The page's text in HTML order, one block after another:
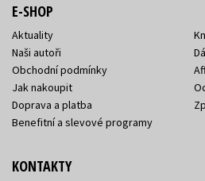
E-SHOP
Aktuality
Naši autoři
Obchodní podmínky
Jak nakoupit
Doprava a platba
Benefitní a slevové programy
KONTAKTY